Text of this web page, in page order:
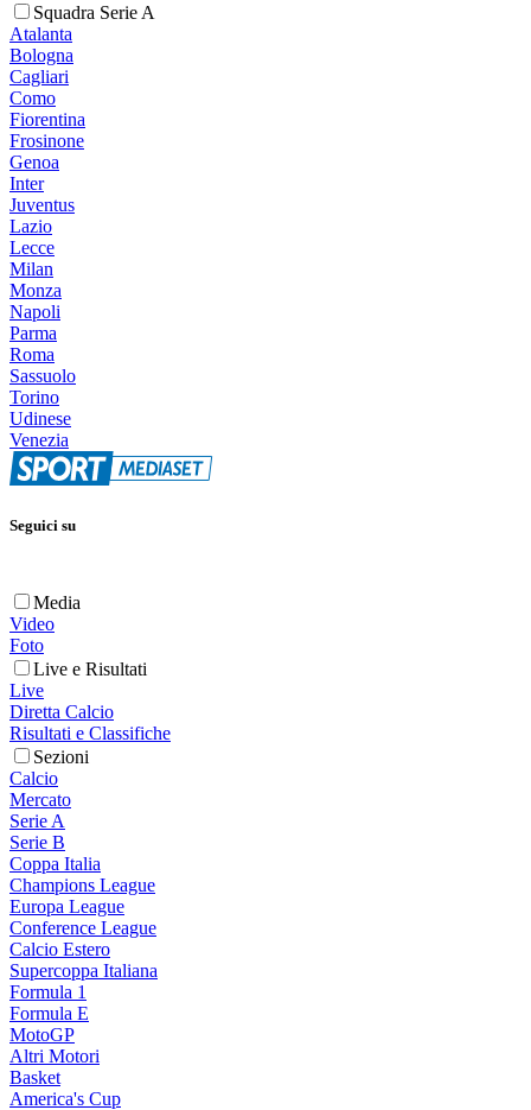
Squadra Serie A
Atalanta
Bologna
Cagliari
Como
Fiorentina
Frosinone
Genoa
Inter
Juventus
Lazio
Lecce
Milan
Monza
Napoli
Parma
Roma
Sassuolo
Torino
Udinese
Venezia
Seguici su
Media
Video
Foto
Live e Risultati
Live
Diretta Calcio
Risultati e Classifiche
Sezioni
Calcio
Mercato
Serie A
Serie B
Coppa Italia
Champions League
Europa League
Conference League
Calcio Estero
Supercoppa Italiana
Formula 1
Formula E
MotoGP
Altri Motori
Basket
America's Cup